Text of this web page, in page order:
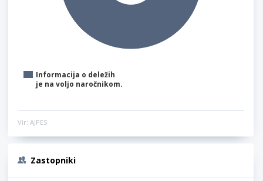
Informacija o deležih
je na voljo naročnikom.
Vir: AJPES
Zastopniki